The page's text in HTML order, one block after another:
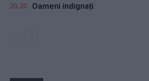
20.20 Oameni indignați